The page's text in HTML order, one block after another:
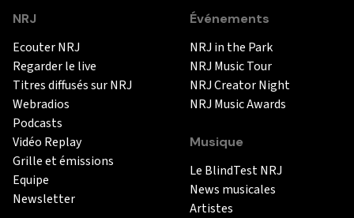
NRJ
Ecouter NRJ
Regarder le live
Titres diffusés sur NRJ
Webradios
Podcasts
Vidéo Replay
Grille et émissions
Equipe
Newsletter
Événements
NRJ in the Park
NRJ Music Tour
NRJ Creator Night
NRJ Music Awards
Musique
Le BlindTest NRJ
News musicales
Artistes